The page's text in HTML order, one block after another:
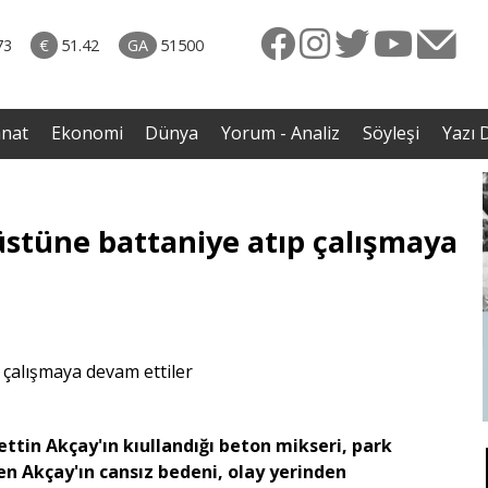
€ 51.42 GA 51500
• Gannuşi'nin serbest bırakılması için çağrı
Ekonomi Dünya Yorum - Analiz Söyleşi Yazı
battaniye atıp çalışmaya
Akçay'ın kıullandığı beton mikseri, park
Akçay'ın cansız bedeni, olay yerinden